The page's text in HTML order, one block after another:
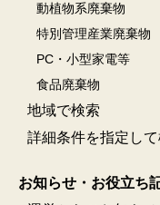
動植物系廃棄物
特別管理産業廃棄物
PC・小型家電等
食品廃棄物
地域で検索
詳細条件を指定し
お知らせ・お役立ち